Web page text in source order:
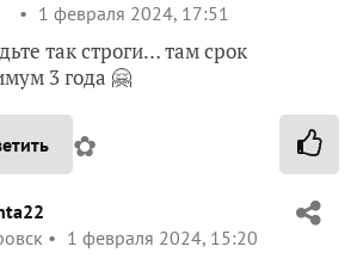
1 февраля 2024, 17:51
так строги… там срок
3 года 🤗
✿
1 февраля 2024, 15:20